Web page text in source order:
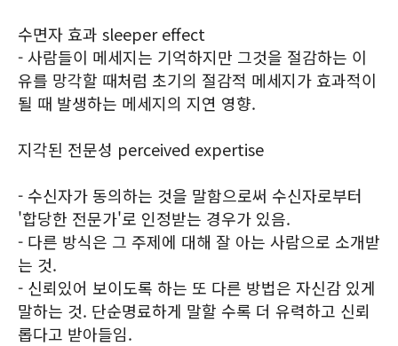
수면자 효과 sleeper effect
- 사람들이 메세지는 기억하지만 그것을 절감하는 이
유를 망각할 때처럼 초기의 절감적 메세지가 효과적이
될 때 발생하는 메세지의 지연 영향.
지각된 전문성 perceived expertise
- 수신자가 동의하는 것을 말함으로써 수신자로부터
'합당한 전문가'로 인정받는 경우가 있음.
- 다른 방식은 그 주제에 대해 잘 아는 사람으로 소개받
는 것.
- 신뢰있어 보이도록 하는 또 다른 방법은 자신감 있게
말하는 것. 단순명료하게 말할 수록 더 유력하고 신뢰
롭다고 받아들임.